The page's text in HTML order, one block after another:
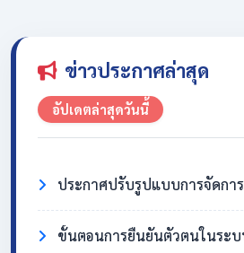
ข่าวประกาศล่าสุด
อัปเดตล่าสุดวันนี้
ประกาศปรับรูปแบบการจัดการเรียนการสอน ใ
ขั้นตอนการยืนยันตัวตนในระบบ NDLP เพื่อเข้